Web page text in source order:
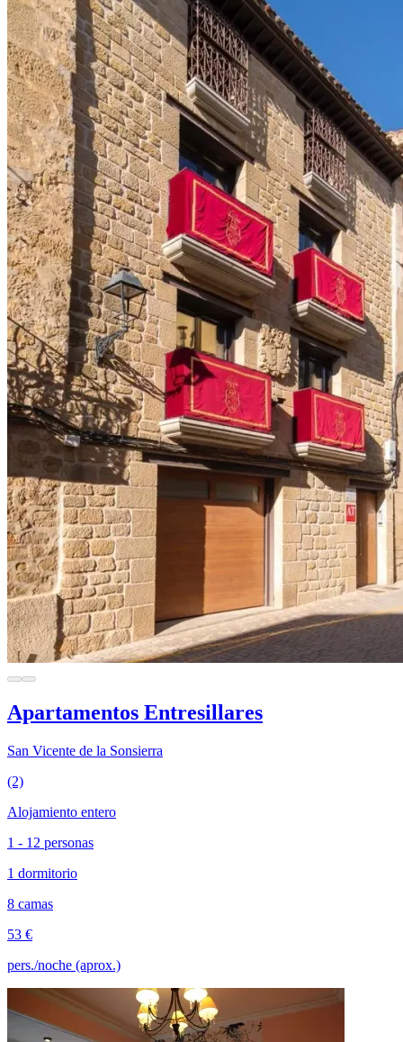
Apartamentos Entresillares
San Vicente de la Sonsierra
(2)
Alojamiento entero
1 - 12 personas
1 dormitorio
8 camas
53 €
pers./noche (aprox.)